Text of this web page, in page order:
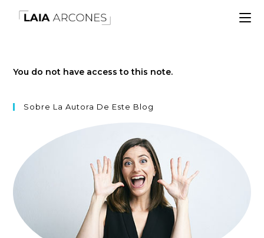
You do not have access to this note.
Sobre La Autora De Este Blog